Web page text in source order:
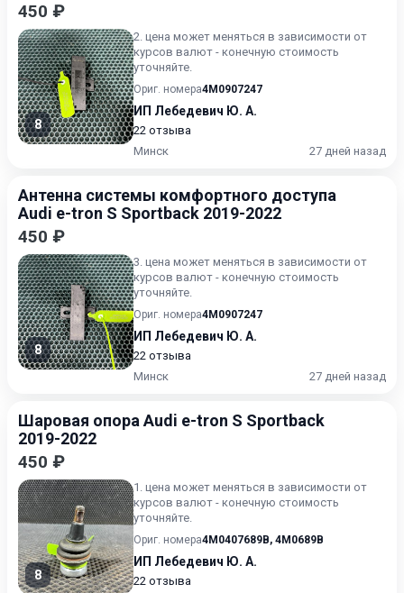
450 ₽
8
2. цена может меняться в зависимости от
курсов валют - конечную стоимость
уточняйте.
Ориг. номера4M0907247
ИП Лебедевич Ю. А.
22 отзыва
Минск
27 дней назад
Антенна системы комфортного доступа
Audi e-tron S Sportback 2019-2022
450 ₽
8
3. цена может меняться в зависимости от
курсов валют - конечную стоимость
уточняйте.
Ориг. номера4M0907247
ИП Лебедевич Ю. А.
22 отзыва
Минск
27 дней назад
Шаровая опора Audi e-tron S Sportback
2019-2022
450 ₽
8
1. цена может меняться в зависимости от
курсов валют - конечную стоимость
уточняйте.
Ориг. номера4M0407689B, 4M0689B
ИП Лебедевич Ю. А.
22 отзыва